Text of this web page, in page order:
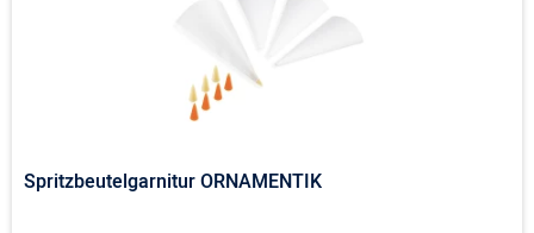
Spritzbeutelgarnitur ORNAMENTIK